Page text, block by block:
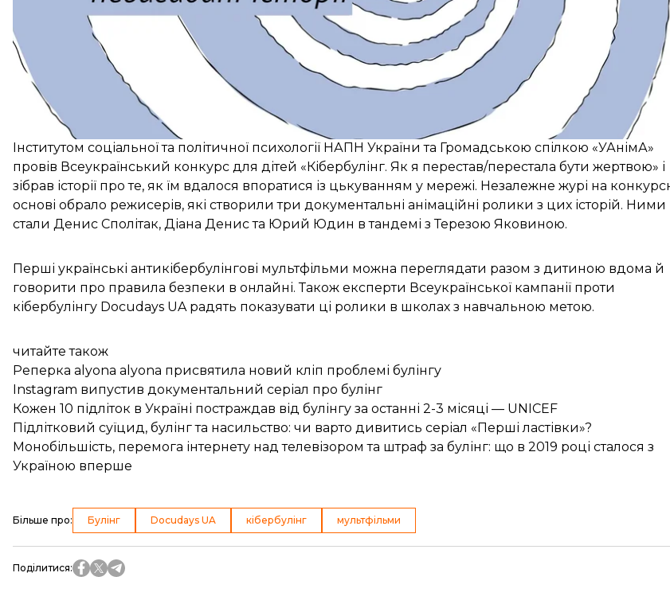
Раніше Міжнародний фестиваль документального кіно про права людини Docudays UA спільно з
Інститутом соціальної та політичної психології НАПН України та Громадською спілкою «УАнімА»
провів Всеукраїнський конкурс для дітей «Кібербулінг. Як я перестав/перестала бути жертвою» і
зібрав історії про те, як їм вдалося впоратися із цькуванням у мережі. Незалежне журі на
основі обрало режисерів, які створили три документальні анімаційні ролики з цих історій. Ними
стали Денис Сполітак, Діана Денис та Юрий Юдин в тандемі з Терезою Яковиною.
Перші українські антикібербулінгові мультфільми можна переглядати разом з дитиною вдома й
говорити про правила безпеки в онлайні. Також експерти Всеукраїнської кампанії проти
кібербулінгу Docudays UA радять показувати ці ролики в школах з навчальною метою.
читайте також
Реперка alyona alyona присвятила новий кліп проблемі булінгу
Instagram випустив документальний серіал про булінг
Кожен 10 підліток в Україні постраждав від булінгу за останні 2-3 місяці — UNICEF
Підлітковий суїцид, булінг та насильство: чи варто дивитись серіал «Перші ластівки»?
Монобільшість, перемога інтернету над телевізором та штраф за булінг: що в 2019 році сталося з
Україною вперше
Більше про: Булінг Docudays UA кібербулінг мультфільми
Поділитися: